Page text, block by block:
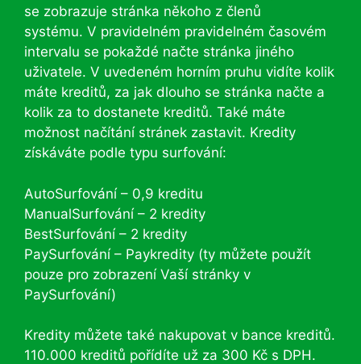
se zobrazuje stránka někoho z členů
systému. V pravidelném pravidelném časovém
intervalu se pokaždé načte stránka jiného
uživatele. V uvedeném horním pruhu vidíte kolik
máte kreditů, za jak dlouho se stránka načte a
kolik za to dostanete kreditů. Také máte
možnost načítání stránek zastavit. Kredity
získáváte podle typu surfování:
AutoSurfování – 0,9 kreditu
ManualSurfování – 2 kredity
BestSurfování – 2 kredity
PaySurfování – Paykredity (ty můžete použít
pouze pro zobrazení Vaší stránky v
PaySurfování)
Kredity můžete také nakupovat v bance kreditů.
110.000 kreditů pořídíte už za 300 Kč s DPH.